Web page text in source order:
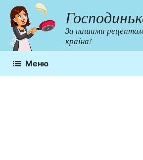
Перейти
до
контенту
За нашими
країна!
Меню